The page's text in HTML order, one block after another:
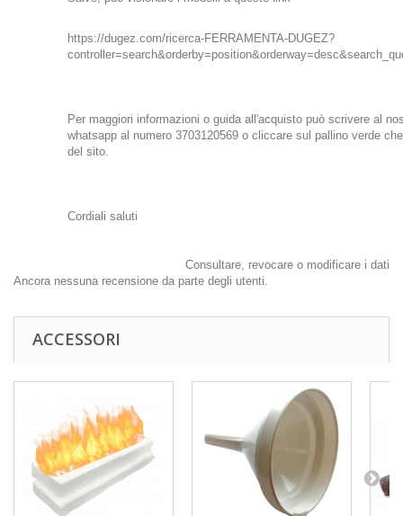
https://dugez.com/ricerca-FERRAMENTA-DUGEZ?
Per maggiori informazioni o guida all'acquisto può scrivere al
whatsapp al numero 3703120569 o cliccare sul pallino verde
del sito.
Cordiali saluti
Consultare, revocare o modificare i dati
Ancora nessuna recensione da parte degli utenti.
ACCESSORI